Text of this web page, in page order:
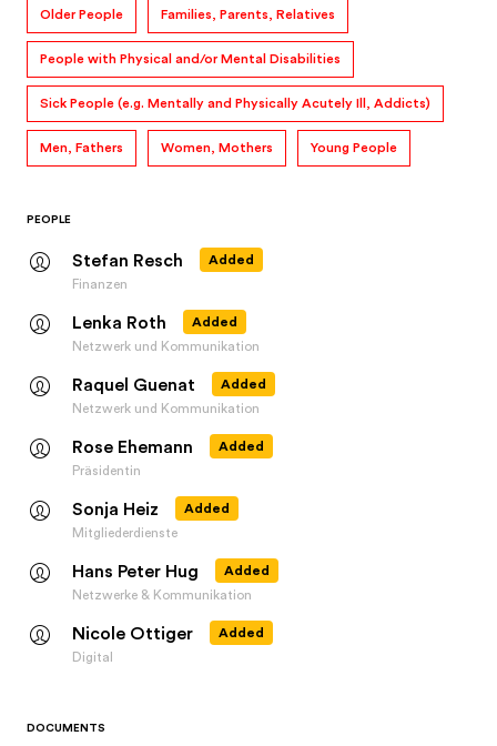
Older People Families, Parents, Relatives
People with Physical and/or Mental Disabilities
Sick People (e.g. Mentally and Physically Acutely Ill, Addicts)
Men, Fathers Women, Mothers Young People
PEOPLE
Stefan Resch
Added
Finanzen
Lenka Roth
Added
Netzwerk und Kommunikation
Raquel Guenat
Added
Netzwerk und Kommunikation
Rose Ehemann
Added
Präsidentin
Sonja Heiz
Added
Mitgliederdienste
Hans Peter Hug
Added
Netzwerke & Kommunikation
Nicole Ottiger
Added
Digital
DOCUMENTS